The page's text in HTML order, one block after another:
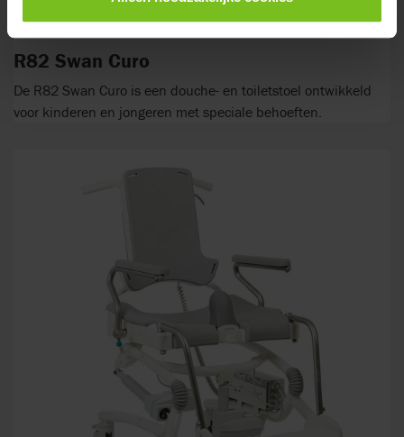
R82 Swan Curo
De R82 Swan Curo is een douche- en toiletstoel ontwikkeld
voor kinderen en jongeren met speciale behoeften.